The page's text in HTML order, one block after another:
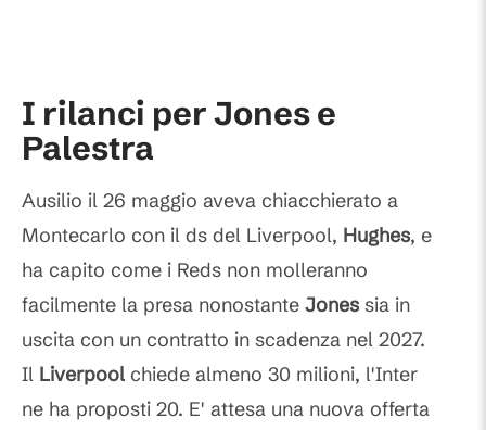
I rilanci per Jones e
Palestra
Ausilio il 26 maggio aveva chiacchierato a
Montecarlo con il ds del Liverpool, Hughes, e
ha capito come i Reds non molleranno
facilmente la presa nonostante Jones sia in
uscita con un contratto in scadenza nel 2027.
Il Liverpool chiede almeno 30 milioni, l'Inter
ne ha proposti 20. E' attesa una nuova offerta